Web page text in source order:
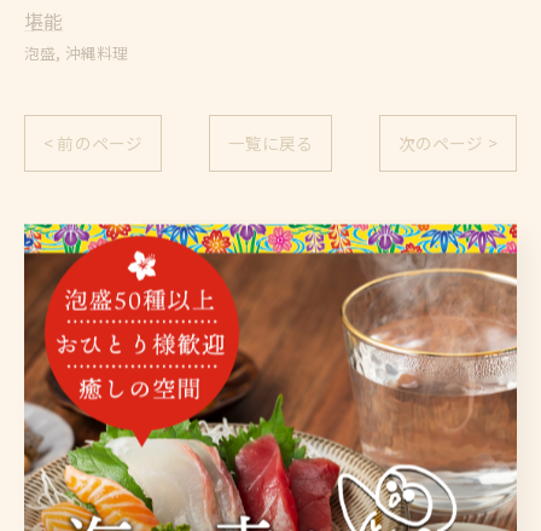
堪能
泡盛 沖縄料理
< 前のページ 一覧に戻る 次のページ >
カテゴリー Categories
全てのカテゴリー
海鮮
泡盛
沖縄料理
お酒